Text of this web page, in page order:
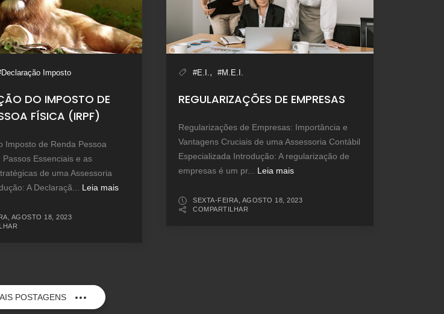
Imposto
DO IMPOSTO DE
FÍSICA (IRPF)
Imposto de Renda Pessoa
Essenciais e as
de uma Assessoria
A Declaraçã... Leia mais
AGOSTO 18, 2023
#E.I. , #M.E.I.
REGULARIZAÇÕES DE EMPRESAS
Regularizações de Empresas: Importância e
Vantagens Cruciais de uma Assessoria Contábil
Especializada Introdução: A regularização de
empresas é um pr... Leia mais
SEXTA-FEIRA, AGOSTO 18, 2023
COMPARTILHAR
POSTAGENS